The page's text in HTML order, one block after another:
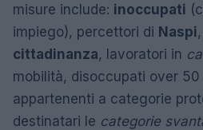
misure include: inoccupati
impiego), percettori di Naspi
cittadinanza, lavoratori in
mobilità, disoccupati over 50
appartenenti a categorie
destinatari le categorie